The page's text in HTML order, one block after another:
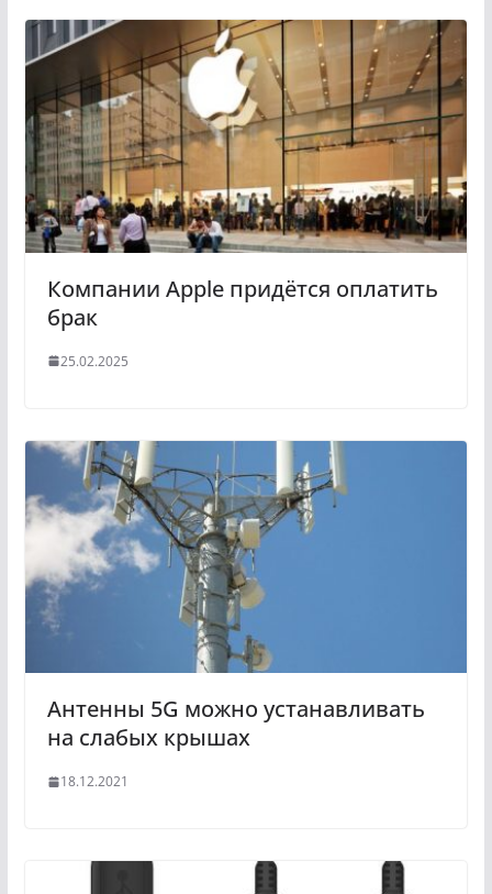
Компании Apple придётся оплатить
брак
25.02.2025
Антенны 5G можно устанавливать
на слабых крышах
18.12.2021